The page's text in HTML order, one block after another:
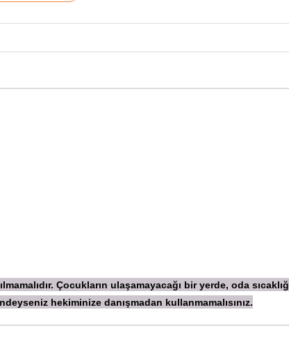
Çocukların ulaşamayacağı bir yerde, oda
hekiminize danışmadan kullanmamalısınız.